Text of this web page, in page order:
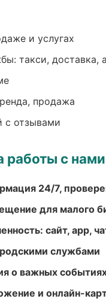
и услугах
такси, доставка,
продажа
с отзывами
с нами
24/7,
для малого
сайт, app,
службами
о важных
и онлайн-